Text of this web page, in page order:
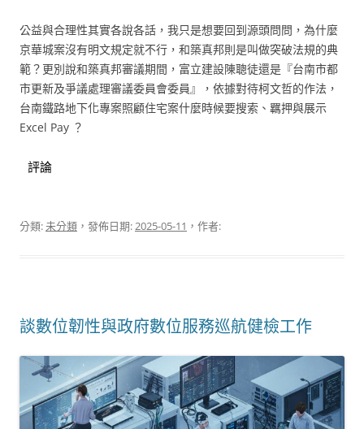
公益與合理性其實各說各話，我只是想要回到源頭問問，為什麼
京華城案沒有明文規定就不行，和築真邦則是叫做突破法規的典
範？更別說和築真邦審議期間，富立建設陳聰徒還是『台南市都
市更新及爭議處理審議委員會委員』，依據對待柯文哲的作法，
台南鐵路地下化專案照顧住宅案什麼時候要搜索、羈押與展示
Excel Pay ？
評論
分類:未分類 ，發佈日期:2025-05-11 ，作者:
談數位韌性與政府數位服務巡航健檢工作